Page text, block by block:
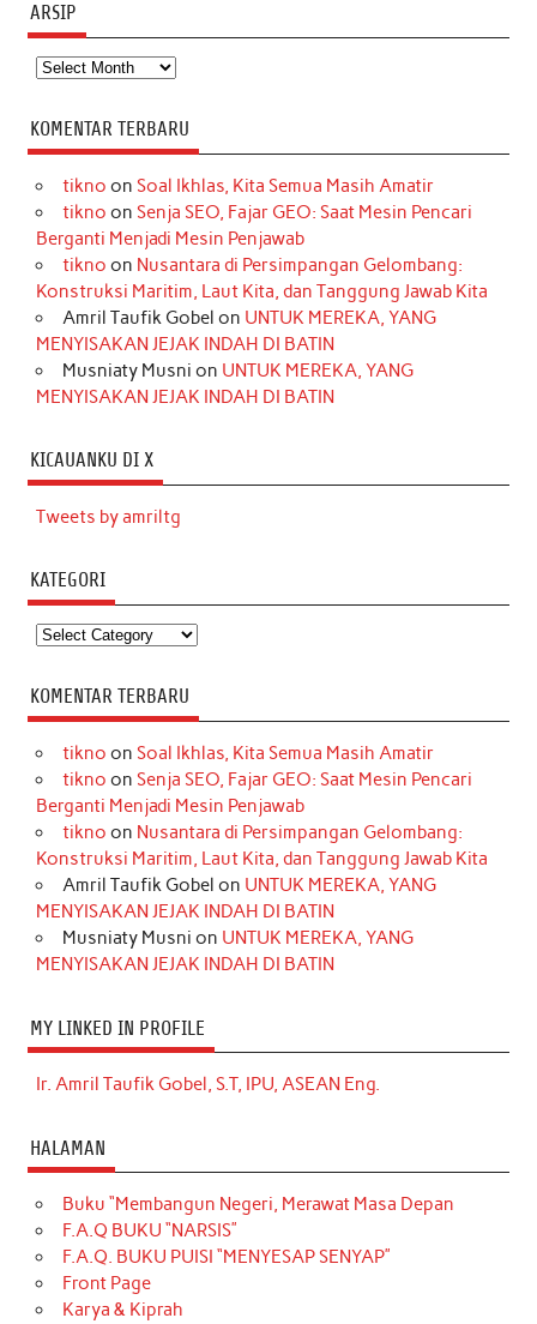
ARSIP
Arsip
KOMENTAR TERBARU
tikno on Soal Ikhlas, Kita Semua Masih Amatir
tikno on Senja SEO, Fajar GEO: Saat Mesin Pencari
Berganti Menjadi Mesin Penjawab
tikno on Nusantara di Persimpangan Gelombang:
Konstruksi Maritim, Laut Kita, dan Tanggung Jawab Kita
Amril Taufik Gobel on UNTUK MEREKA, YANG
MENYISAKAN JEJAK INDAH DI BATIN
Musniaty Musni on UNTUK MEREKA, YANG
MENYISAKAN JEJAK INDAH DI BATIN
KICAUANKU DI X
Tweets by amriltg
KATEGORI
Kategori
KOMENTAR TERBARU
tikno on Soal Ikhlas, Kita Semua Masih Amatir
tikno on Senja SEO, Fajar GEO: Saat Mesin Pencari
Berganti Menjadi Mesin Penjawab
tikno on Nusantara di Persimpangan Gelombang:
Konstruksi Maritim, Laut Kita, dan Tanggung Jawab Kita
Amril Taufik Gobel on UNTUK MEREKA, YANG
MENYISAKAN JEJAK INDAH DI BATIN
Musniaty Musni on UNTUK MEREKA, YANG
MENYISAKAN JEJAK INDAH DI BATIN
MY LINKED IN PROFILE
Ir. Amril Taufik Gobel, S.T, IPU, ASEAN Eng.
HALAMAN
Buku “Membangun Negeri, Merawat Masa Depan
F.A.Q BUKU “NARSIS”
F.A.Q. BUKU PUISI “MENYESAP SENYAP”
Front Page
Karya & Kiprah